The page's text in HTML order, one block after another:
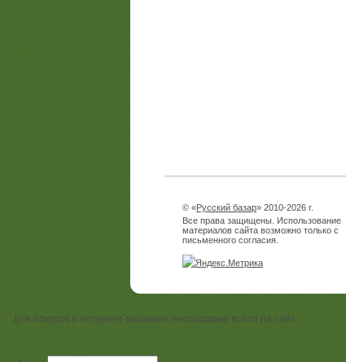
© «Русский базар» 2010-2026 г.
Все права защищены. Использование
материалов сайта возможно только с
письменного согласия.
Для покупок в интернет-магазине необходимо войти на сайт.